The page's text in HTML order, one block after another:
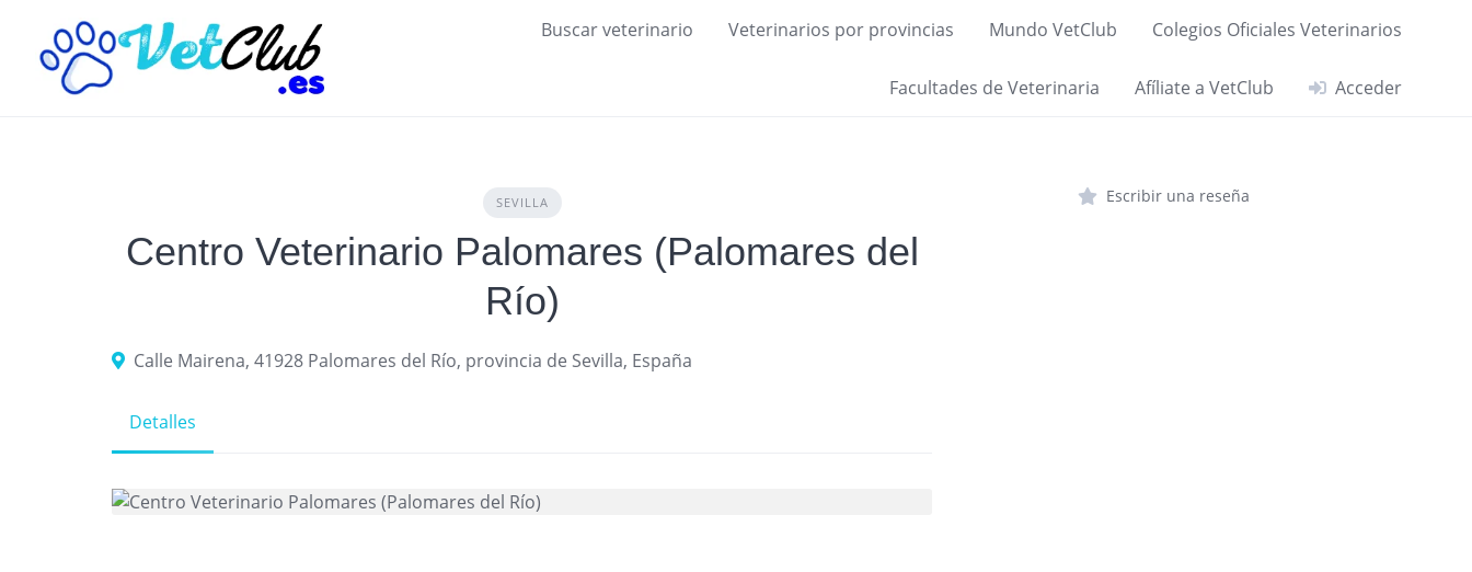
content
Buscar veterinario Veterinarios por provincias Mundo VetClub Colegios Oficiales Veterinarios
Facultades de Veterinaria Afíliate a VetClub Acceder
SEVILLA
Centro Veterinario Palomares (Palomares del
Río)
Calle Mairena, 41928 Palomares del Río, provincia de Sevilla, España
Detalles
Escribir una reseña